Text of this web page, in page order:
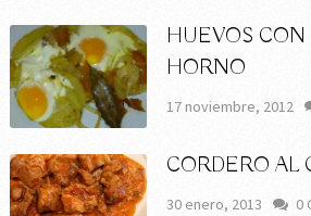
HUEVOS CON
HORNO
17 noviembre, 2012
CORDERO AL
30 enero, 2013 0